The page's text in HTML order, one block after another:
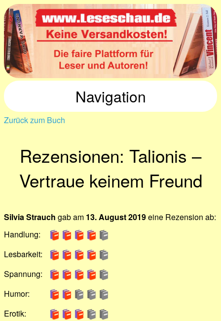
Navigation
Zurück zum Buch
Rezensionen: Talionis –
Vertraue keinem Freund
Silvia Strauch gab am 13. August 2019eine Rezension ab:
Handlung:
Lesbarkeit:
Spannung:
Humor:
Erotik: